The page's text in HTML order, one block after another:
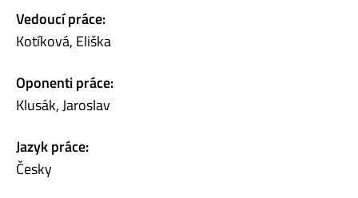
Vedoucí práce:
Kotíková, Eliška
Oponenti práce:
Klusák, Jaroslav
Jazyk práce:
Česky